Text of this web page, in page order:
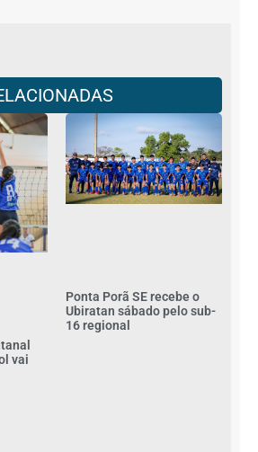
vai
Ponta Porã SE recebe o
Ubiratan sábado pelo sub-
16 regional